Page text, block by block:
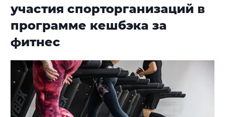
участия спорторганизаций в
программе кешбэка за
фитнес